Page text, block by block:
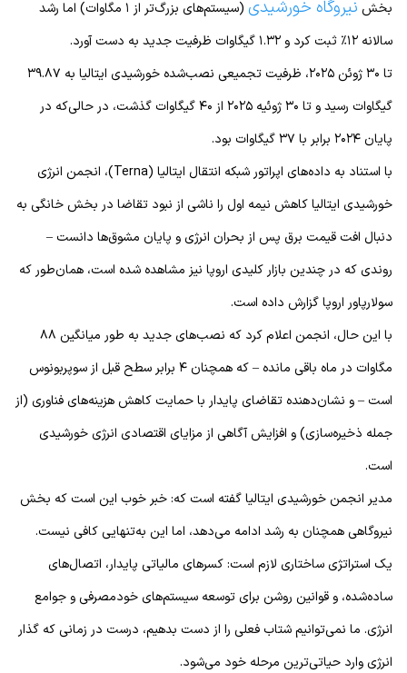
بخش نیروگاه خورشیدی
(سیستم‌های بزرگ‌تر از ۱ مگاوات) اما رشد
سالانه ۱۲٪ ثبت کرد و ۱.۳۲ گیگاوات ظرفیت جدید به دست آورد.
تا ۳۰ ژوئن ۲۰۲۵، ظرفیت تجمیعی نصب‌شده خورشیدی ایتالیا به ۳۹.۸۷
گیگاوات رسید و تا ۳۰ ژوئیه ۲۰۲۵ از ۴۰ گیگاوات گذشت، در حالی‌که در
پایان ۲۰۲۴ برابر با ۳۷ گیگاوات بود.
با استناد به داده‌های اپراتور شبکه انتقال ایتالیا (Terna)، انجمن انرژی
خورشیدی ایتالیا کاهش نیمه اول را ناشی از نبود تقاضا در بخش خانگی به
دنبال افت قیمت برق پس از بحران انرژی و پایان مشوق‌ها دانست –
روندی که در چندین بازار کلیدی اروپا نیز مشاهده شده است، همان‌طور که
سولارپاور اروپا گزارش داده است.
با این حال، انجمن اعلام کرد که نصب‌های جدید به طور میانگین ۸۸
مگاوات در ماه باقی مانده – که همچنان ۴ برابر سطح قبل از سوپربونوس
است – و نشان‌دهنده تقاضای پایدار با حمایت کاهش هزینه‌های فناوری (از
جمله ذخیره‌سازی) و افزایش آگاهی از مزایای اقتصادی انرژی خورشیدی
است.
مدیر انجمن خورشیدی ایتالیا گفته است که: خبر خوب این است که بخش
نیروگاهی همچنان به رشد ادامه می‌دهد، اما این به‌تنهایی کافی نیست.
یک استراتژی ساختاری لازم است: کسرهای مالیاتی پایدار، اتصال‌های
ساده‌شده، و قوانین روشن برای توسعه سیستم‌های خودمصرفی و جوامع
انرژی. ما نمی‌توانیم شتاب فعلی را از دست بدهیم، درست در زمانی که گذار
انرژی وارد حیاتی‌ترین مرحله خود می‌شود.